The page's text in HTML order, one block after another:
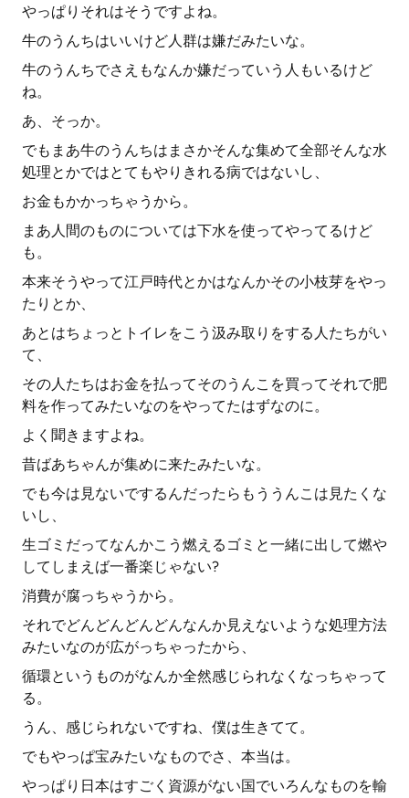
やっぱりそれはそうですよね。
牛のうんちはいいけど人群は嫌だみたいな。
牛のうんちでさえもなんか嫌だっていう人もいるけど
ね。
あ、そっか。
でもまあ牛のうんちはまさかそんな集めて全部そんな水
処理とかではとてもやりきれる病ではないし、
お金もかかっちゃうから。
まあ人間のものについては下水を使ってやってるけど
も。
本来そうやって江戸時代とかはなんかその小枝芽をやっ
たりとか、
あとはちょっとトイレをこう汲み取りをする人たちがい
て、
その人たちはお金を払ってそのうんこを買ってそれで肥
料を作ってみたいなのをやってたはずなのに。
よく聞きますよね。
昔ばあちゃんが集めに来たみたいな。
でも今は見ないでするんだったらもううんこは見たくな
いし、
生ゴミだってなんかこう燃えるゴミと一緒に出して燃や
してしまえば一番楽じゃない?
消費が腐っちゃうから。
それでどんどんどんどんなんか見えないような処理方法
みたいなのが広がっちゃったから、
循環というものがなんか全然感じられなくなっちゃって
る。
うん、感じられないですね、僕は生きてて。
でもやっぱ宝みたいなものでさ、本当は。
やっぱり日本はすごく資源がない国でいろんなものを輸